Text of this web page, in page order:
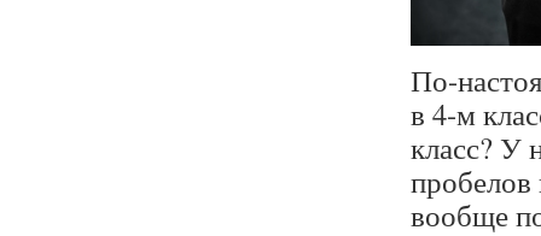
По-
в 4-м
класс? У
вообще